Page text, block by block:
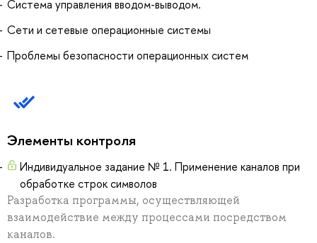
Система управления вводом-выводом.
Сети и сетевые операционные системы
Проблемы безопасности операционных систем
Элементы контроля
Индивидуальное задание № 1. Применение каналов при
обработке строк символов
Разработка программы, осуществляющей
взаимодействие между процессами посредством
каналов.